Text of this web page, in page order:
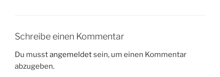
Schreibe einen Kommentar
Du musstangemeldetsein, um einen Kommentar
abzugeben.